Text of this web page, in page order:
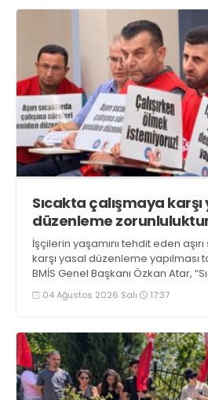
Sıcakta çalışmaya
düzenleme
İşçilerin yaşamını tehdit eden
karşı yasal düzenleme yapılması
BMİS Genel Başkanı Özkan Atar,
yasal düzenleme artık bir
04 Ağustos 2026 Salı 17:37